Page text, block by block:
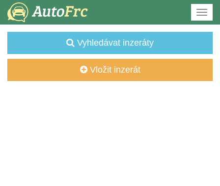
Vyhledávat inzeráty
Vložit inzerát